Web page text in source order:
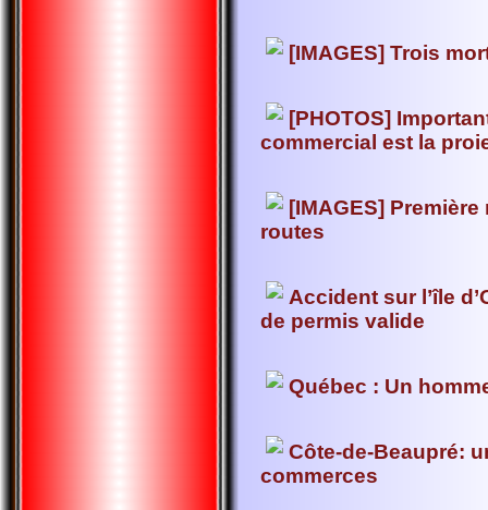
[IMAGES] Trois
[PHOTOS]
commercial est la
[IMAGES]
routes
Accident sur l’île
de permis valide
Québec : Un
Côte-de-Beaupré:
commerces